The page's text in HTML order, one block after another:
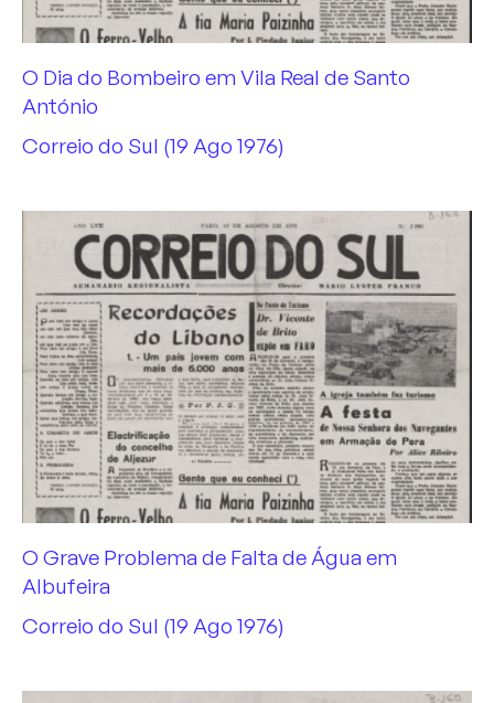
O Dia do Bombeiro em Vila Real de Santo
António
Correio do Sul (19 Ago 1976)
O Grave Problema de Falta de Água em
Albufeira
Correio do Sul (19 Ago 1976)